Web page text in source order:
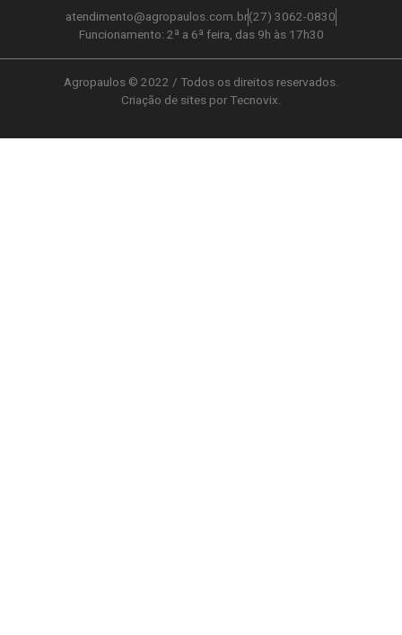
atendimento@agropaulos.com.br(27) 3062-0830
Funcionamento: 2ª a 6ª feira, das 9h às 17h30
Agropaulos © 2022 / Todos os direitos reservados.
Criação de sites por Tecnovix.